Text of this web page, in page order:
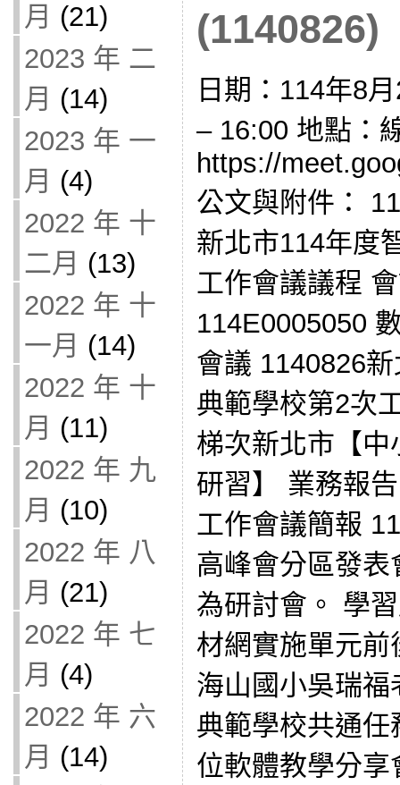
月 (21)
2023 年 二
月 (14)
2023 年 一
月 (4)
2022 年 十
二月 (13)
2022 年 十
一月 (14)
2022 年 十
月 (11)
2022 年 九
月 (10)
2022 年 八
月 (21)
2022 年 七
月 (4)
2022 年 六
月 (14)
(1140826)
日期：114年8
– 16:00 地點：
https://
公文與附件：
新北市114年度
工作會議議程
114E0005050
會議 1140826
典範學校第2次
梯次新北市【
研習】 業務報
工作會議簡報
高峰會分區發
為研討會。 學
材網實施單元
海山國小吳瑞
典範學校共通
位軟體教學分